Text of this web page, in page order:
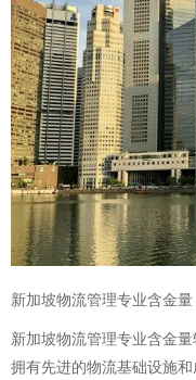
新加坡物流管理专业含金量
新加坡物流管理专业含金
拥有先进的物流基础设施